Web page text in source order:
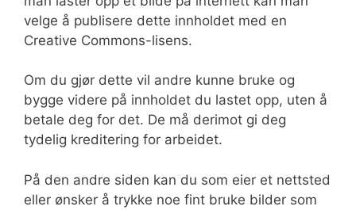
velge å publisere dette innholdet med en
Creative Commons-lisens.
Om du gjør dette vil andre kunne bruke og
bygge videre på innholdet du lastet opp, uten å
betale deg for det. De må derimot gi deg
tydelig kreditering for arbeidet.
På den andre siden kan du som eier et nettsted
eller ønsker å trykke noe fint bruke bilder som